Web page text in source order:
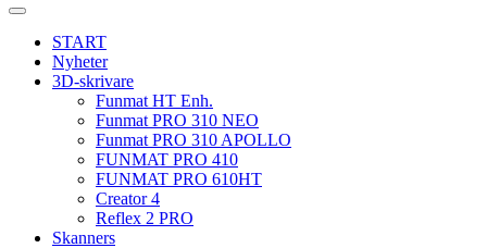
START
Nyheter
3D-skrivare
Funmat HT Enh.
Funmat PRO 310 NEO
Funmat PRO 310 APOLLO
FUNMAT PRO 410
FUNMAT PRO 610HT
Creator 4
Reflex 2 PRO
Skanners